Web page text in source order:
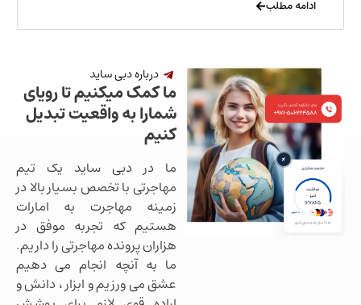
درباره دبی ساید
ما کمک میکنیم تا رویای
شمارا به واقعیت تبدیل
کنیم
ما در دبی ساید یک تیم
مهاجرتی با تخصص بسیار بالا در
زمینه مهاجرت به امارات
هستیم که تجربه موفق در
هزاران پرونده مهاجرتی را داریم.
ما به آنچه انجام می دهیم
عشق می ورزیم و ابزار ، دانش و